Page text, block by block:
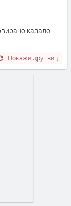
казало:
Покажи друг виц